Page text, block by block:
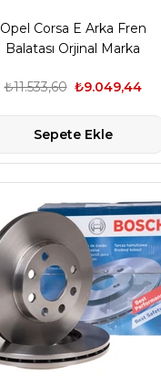
Opel Corsa E Arka Fren
Balatası Orjinal Marka
₺9.049,44
₺11.533,60
Sepete Ekle